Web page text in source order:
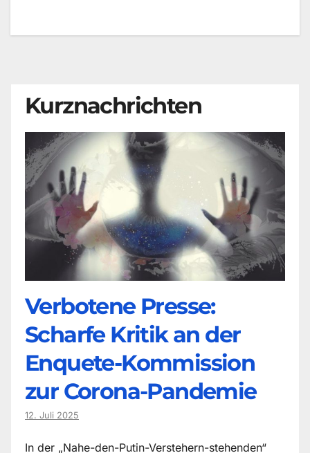
Kurznachrichten
Verbotene Presse:
Scharfe Kritik an der
Enquete-Kommission
zur Corona-Pandemie
12. Juli 2025
In der „Nahe-den-Putin-Verstehern-stehenden“